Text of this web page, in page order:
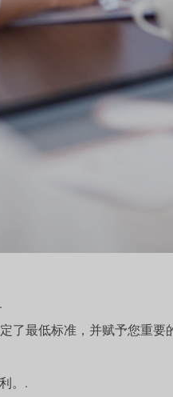
了最低标准，并赋予您重要
。.